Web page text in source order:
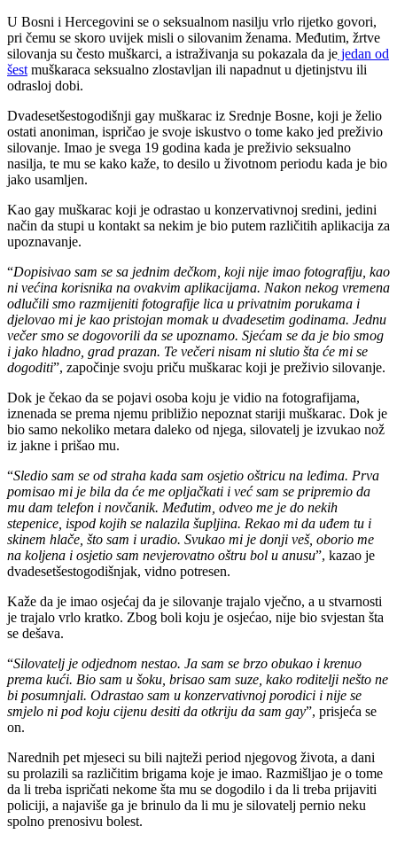
U Bosni i Hercegovini se o seksualnom nasilju vrlo rijetko govori,
pri čemu se skoro uvijek misli o silovanim ženama. Međutim, žrtve
silovanja su često muškarci, a istraživanja su pokazala da je jedan od
šest muškaraca seksualno zlostavljan ili napadnut u djetinjstvu ili
odrasloj dobi.
Dvadesetšestogodišnji gay muškarac iz Srednje Bosne, koji je želio
ostati anoniman, ispričao je svoje iskustvo o tome kako jed preživio
silovanje. Imao je svega 19 godina kada je preživio seksualno
nasilja, te mu se kako kaže, to desilo u životnom periodu kada je bio
jako usamljen.
Kao gay muškarac koji je odrastao u konzervativnoj sredini, jedini
način da stupi u kontakt sa nekim je bio putem različitih aplikacija za
upoznavanje.
“Dopisivao sam se sa jednim dečkom, koji nije imao fotografiju, kao
ni većina korisnika na ovakvim aplikacijama. Nakon nekog vremena
odlučili smo razmijeniti fotografije lica u privatnim porukama i
djelovao mi je kao pristojan momak u dvadesetim godinama. Jednu
večer smo se dogovorili da se upoznamo. Sjećam se da je bio smog
i jako hladno, grad prazan. Te večeri nisam ni slutio šta će mi se
dogoditi”, započinje svoju priču muškarac koji je preživio silovanje.
Dok je čekao da se pojavi osoba koju je vidio na fotografijama,
iznenada se prema njemu približio nepoznat stariji muškarac. Dok je
bio samo nekoliko metara daleko od njega, silovatelj je izvukao nož
iz jakne i prišao mu.
“Sledio sam se od straha kada sam osjetio oštricu na leđima. Prva
pomisao mi je bila da će me opljačkati i već sam se pripremio da
mu dam telefon i novčanik. Međutim, odveo me je do nekih
stepenice, ispod kojih se nalazila šupljina. Rekao mi da uđem tu i
skinem hlače, što sam i uradio. Svukao mi je donji veš, oborio me
na koljena i osjetio sam nevjerovatno oštru bol u anusu”, kazao je
dvadesetšestogodišnjak, vidno potresen.
Kaže da je imao osjećaj da je silovanje trajalo vječno, a u stvarnosti
je trajalo vrlo kratko. Zbog boli koju je osjećao, nije bio svjestan šta
se dešava.
“Silovatelj je odjednom nestao. Ja sam se brzo obukao i krenuo
prema kući. Bio sam u šoku, brisao sam suze, kako roditelji nešto ne
bi posumnjali. Odrastao sam u konzervativnoj porodici i nije se
smjelo ni pod koju cijenu desiti da otkriju da sam gay”, prisjeća se
on.
Narednih pet mjeseci su bili najteži period njegovog života, a dani
su prolazili sa različitim brigama koje je imao. Razmišljao je o tome
da li treba ispričati nekome šta mu se dogodilo i da li treba prijaviti
policiji, a najaviše ga je brinulo da li mu je silovatelj pernio neku
spolno prenosivu bolest.